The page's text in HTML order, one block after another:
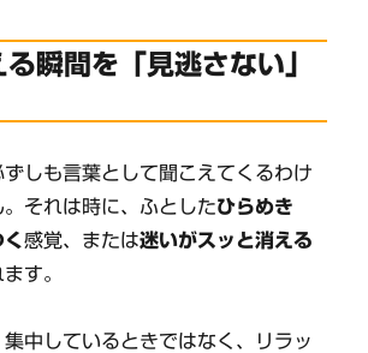
瞬間を「見逃さない」
しも言葉として聞こえてくるわけ
それは時に、ふとしたひらめき
く感覚、または迷いがスッと消える
す。
中しているときではなく、リラッ